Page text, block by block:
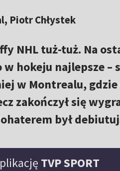
Piotr Chłystek
NHL tuż-tuż. Na
w hokeju najlepsze –
w Montrealu,
zakończył się
był
TVP SPORT